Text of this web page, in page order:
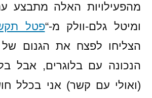
מהפעילויות האלה מתבצע
ומיטל גלם-וולק מ-“פטל
הצליחו לפצח את הגנום
הנכונה עם בלוגרים, אבל
(ואולי עם קשר) אני בכלל